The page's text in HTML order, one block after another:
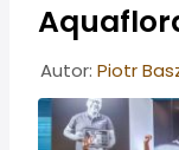
Informacje o
Autor: Piotr